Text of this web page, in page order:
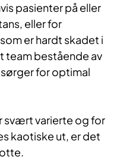
pasienter på eller
eller for
er hardt skadet i
team bestående av
for optimal
svært varierte og for
kaotiske ut, er det